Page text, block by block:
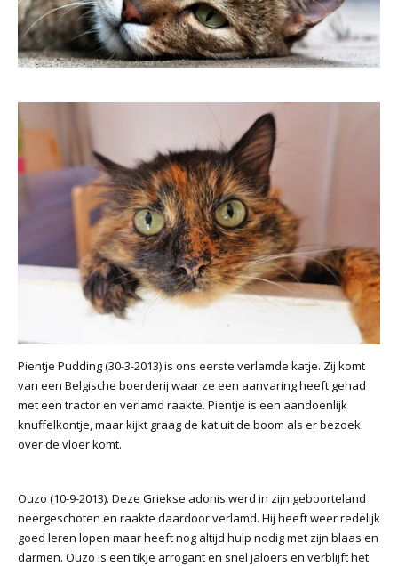
Pientje Pudding (30-3-2013) is ons eerste verlamde katje. Zij komt
van een Belgische boerderij waar ze een aanvaring heeft gehad
met een tractor en verlamd raakte. Pientje is een aandoenlijk
knuffelkontje, maar kijkt graag de kat uit de boom als er bezoek
over de vloer komt.
Ouzo (10-9-2013). Deze Griekse adonis werd in zijn geboorteland
neergeschoten en raakte daardoor verlamd. Hij heeft weer redelijk
goed leren lopen maar heeft nog altijd hulp nodig met zijn blaas en
darmen. Ouzo is een tikje arrogant en snel jaloers en verblijft het